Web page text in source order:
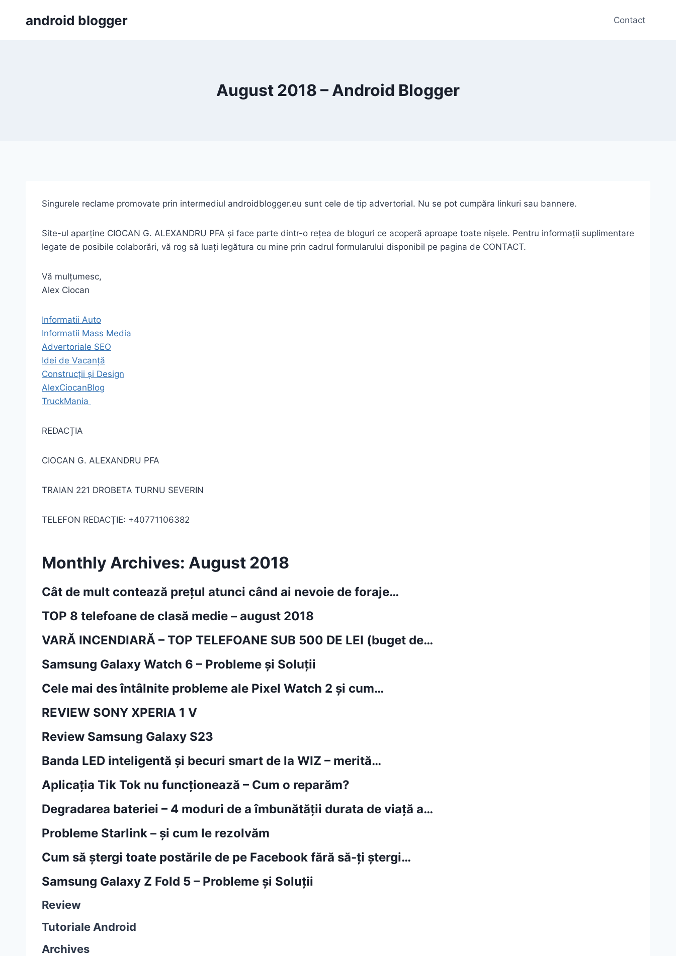
android blogger Contact
August 2018 – Android Blogger
Singurele reclame promovate prin intermediul androidblogger.eu sunt cele de tip advertorial. Nu se pot cumpăra linkuri sau bannere.
Site-ul aparține CIOCAN G. ALEXANDRU PFA și face parte dintr-o rețea de bloguri ce acoperă aproape toate nișele. Pentru informații suplimentare
legate de posibile colaborări, vă rog să luați legătura cu mine prin cadrul formularului disponibil pe pagina de CONTACT.
Vă mulțumesc,
Alex Ciocan
Informatii Auto
Informatii Mass Media
Advertoriale SEO
Idei de Vacanță
Construcții și Design
AlexCiocanBlog
TruckMania
REDACȚIA
CIOCAN G. ALEXANDRU PFA
TRAIAN 221 DROBETA TURNU SEVERIN
TELEFON REDACȚIE: +40771106382
Monthly Archives: August 2018
Cât de mult contează prețul atunci când ai nevoie de foraje…
TOP 8 telefoane de clasă medie – august 2018
VARĂ INCENDIARĂ – TOP TELEFOANE SUB 500 DE LEI (buget de…
Samsung Galaxy Watch 6 – Probleme și Soluții
Cele mai des întâlnite probleme ale Pixel Watch 2 și cum…
REVIEW SONY XPERIA 1 V
Review Samsung Galaxy S23
Banda LED inteligentă și becuri smart de la WIZ – merită…
Aplicația Tik Tok nu funcționează – Cum o reparăm?
Degradarea bateriei – 4 moduri de a îmbunătății durata de viață a…
Probleme Starlink – și cum le rezolvăm
Cum să ștergi toate postările de pe Facebook fără să-ți ștergi…
Samsung Galaxy Z Fold 5 – Probleme și Soluții
Review
Tutoriale Android
Archives